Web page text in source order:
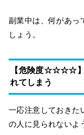
副業中は、何があっ
しょう。
【危険度☆☆☆☆】
れてしまう
一応注意しておきた
の人に見られないよ